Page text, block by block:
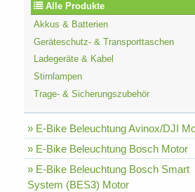
Alle Produkte
Akkus & Batterien
Geräteschutz- & Transporttaschen
Ladegeräte & Kabel
Stirnlampen
Trage- & Sicherungszubehör
» E-Bike Beleuchtung Avinox/DJI
» E-Bike Beleuchtung Bosch Motor
» E-Bike Beleuchtung Bosch Smart
System (BES3) Motor